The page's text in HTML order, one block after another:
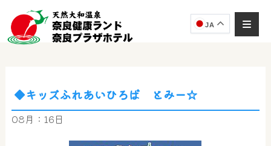
JA
◆キッズふれあいひろば とみー☆
08月：16日